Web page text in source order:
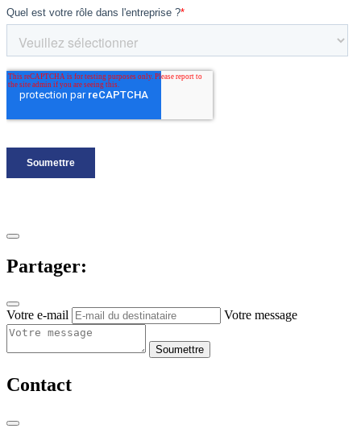
Partager:
Votre e-mail Votre message
Soumettre
Contact